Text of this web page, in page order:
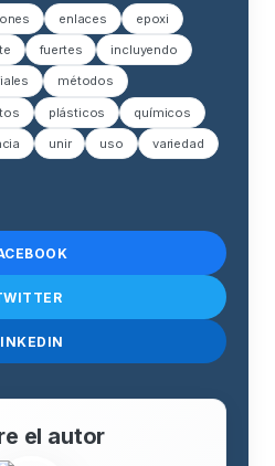
enlaces epoxi
fuertes incluyendo
métodos
plásticos químicos
unir uso variedad
el autor